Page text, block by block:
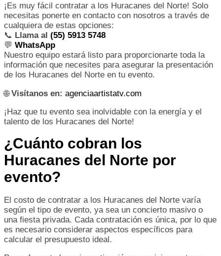
¡Es muy fácil contratar a los Huracanes del Norte! Solo
necesitas ponerte en contacto con nosotros a través de
cualquiera de estas opciones:
📞 Llama al (55) 5913 5748
💬 WhatsApp
Nuestro equipo estará listo para proporcionarte toda la
información que necesites para asegurar la presentación
de los Huracanes del Norte en tu evento.
🌐Visítanos en: agenciaartistatv.com
¡Haz que tu evento sea inolvidable con la energía y el
talento de los Huracanes del Norte!
¿Cuánto cobran los
Huracanes del Norte por
evento?
El costo de contratar a los Huracanes del Norte varía
según el tipo de evento, ya sea un concierto masivo o
una fiesta privada. Cada contratación es única, por lo que
es necesario considerar aspectos específicos para
calcular el presupuesto ideal.